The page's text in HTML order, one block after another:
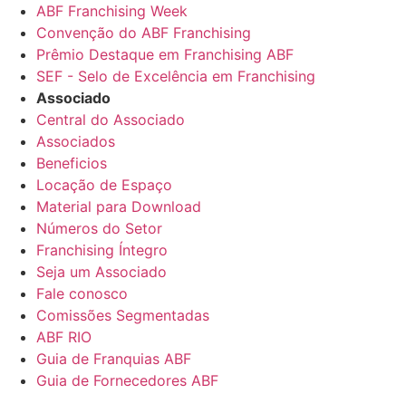
ABF Franchising Week
Convenção do ABF Franchising
Prêmio Destaque em Franchising ABF
SEF - Selo de Excelência em Franchising
Associado
Central do Associado
Associados
Beneficios
Locação de Espaço
Material para Download
Números do Setor
Franchising Íntegro
Seja um Associado
Fale conosco
Comissões Segmentadas
ABF RIO
Guia de Franquias ABF
Guia de Fornecedores ABF